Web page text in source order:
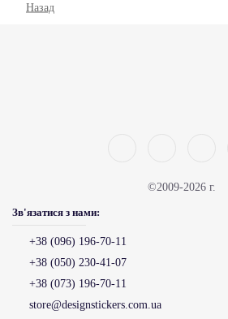
Назад
©2009-2026 г.
Зв'язатися з нами:
+38 (096) 196-70-11
+38 (050) 230-41-07
+38 (073) 196-70-11
store@designstickers.com.ua